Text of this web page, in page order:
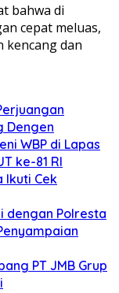
bahwa di
cepat meluas,
dan
Dengen
WBP di Lapas
ke-81 RI
Ikuti Cek
dengan Polresta
PT JMB Grup